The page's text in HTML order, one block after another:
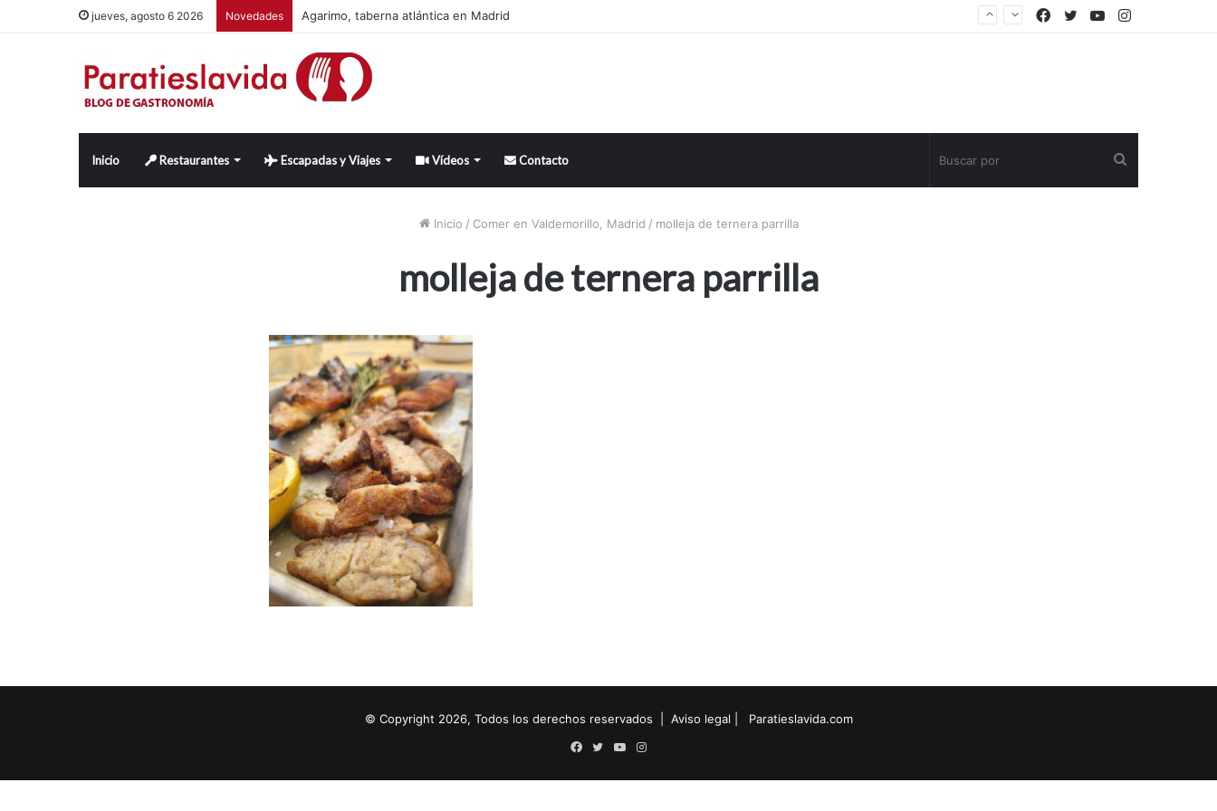
jueves, agosto 6 2026 Novedades Agarimo, taberna atlántica en Madrid YouTube
Twitter
Facebook
Inicio Restaurantes Escapadas y Viajes Vídeos Contacto
Inicio / Comer en Valdemorillo, Madrid / molleja de ternera parrilla
molleja de ternera parrilla
© Copyright 2026, Todos los derechos reservados | Aviso legal
Paratieslavida.com
Facebook
TwitterYouTubeInstagram